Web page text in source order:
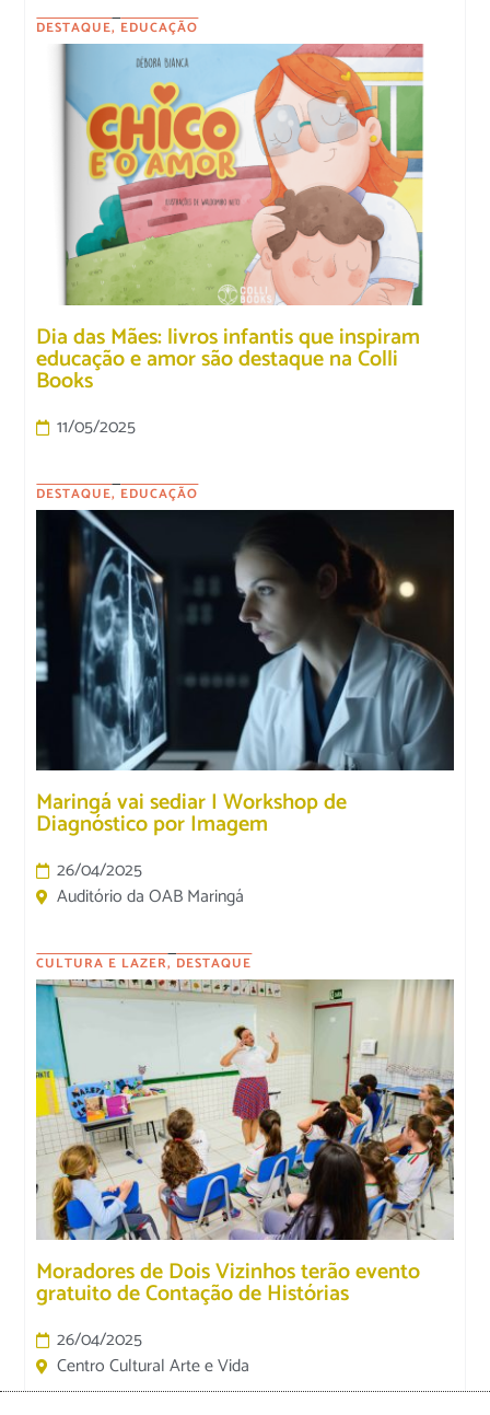
DESTAQUE, EDUCAÇÃO
Dia das Mães: livros infantis que inspiram
educação e amor são destaque na Colli
Books
11/05/2025
DESTAQUE, EDUCAÇÃO
Maringá vai sediar I Workshop de
Diagnóstico por Imagem
26/04/2025
Auditório da OAB Maringá
CULTURA E LAZER, DESTAQUE
Moradores de Dois Vizinhos terão evento
gratuito de Contação de Histórias
26/04/2025
Centro Cultural Arte e Vida